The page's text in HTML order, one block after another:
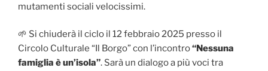
mutamenti sociali velocissimi.
🌱 Si chiuderà il ciclo il 12 febbraio 2025 presso il
Circolo Culturale “Il Borgo” con l’incontro“Nessuna
famiglia è un’isola”. Sarà un dialogo a più voci tra